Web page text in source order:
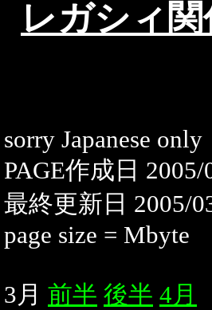
レガシィ
sorry Japanese only
PAGE作成日 2005/
最終更新日 2005/
page size = Mbyte
3月 前半 後半 4月